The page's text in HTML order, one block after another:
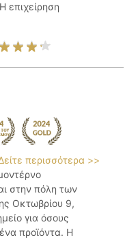
επιχείρηση
περισσότερα >>
στην πόλη των
Οκτωβρίου 9,
για όσους
προϊόντα. Η